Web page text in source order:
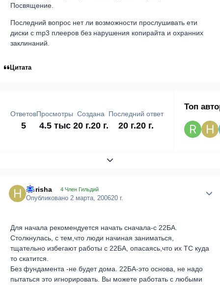
Посвящение.
Последний вопрос нет ли возможности прослушивать ети
диски с mp3 плееров без нарушения копирайта и охранних
заклинаний.
Цитата
Ответов
5
Просмотры
4.5 тыс
Создана
20 г.20 г.
Последний ответ
20 г.20 г.
Топ
Развернуть обзор темы
Horisha 4 Член Гильдий
Опубликовано2 марта, 200620 г.
Для начала рекомендуется начать сначала-с 22БА.
Столкнулась, с тем,что люди начиная заниматься,
тщательно избегают работы с 22БА, опасаясь,что их ТС куда
то скатится.
Без фундамента -не будет дома. 22БА-это основа, не надо
пытаться это игнорировать. Вы можете работать с любыми